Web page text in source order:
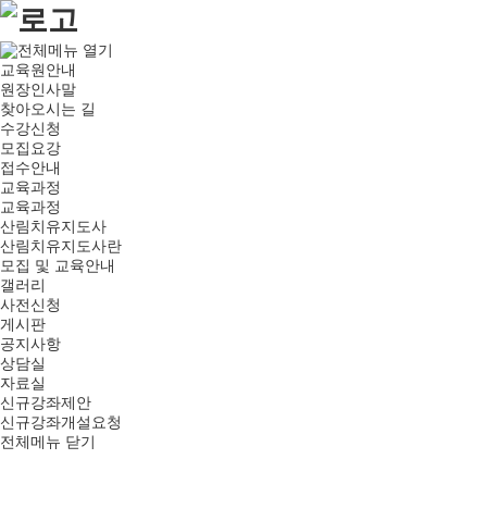
교육원안내
원장인사말
찾아오시는 길
수강신청
모집요강
접수안내
교육과정
교육과정
산림치유지도사
산림치유지도사란
모집 및 교육안내
갤러리
사전신청
게시판
공지사항
상담실
자료실
신규강좌제안
신규강좌개설요청
전체메뉴 닫기